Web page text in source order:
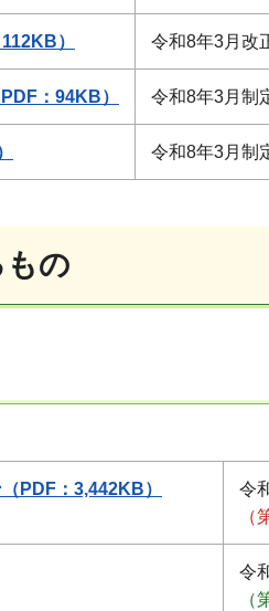
） 令和8年3月改
：94KB） 令和8年3月制
令和8年3月制
もの
PDF：3,442KB）
令
（
令
（